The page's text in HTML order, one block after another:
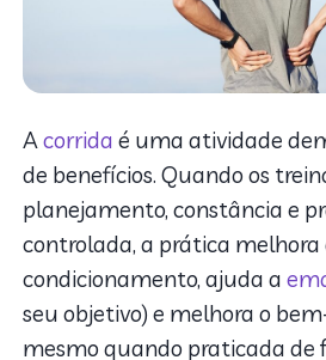
Acorrida é uma atividade
de benefícios. Quando os
planejamento, constância e
controlada, a prática melhora
condicionamento, ajuda a
seu objetivo) e melhora o
mesmo quando praticada de